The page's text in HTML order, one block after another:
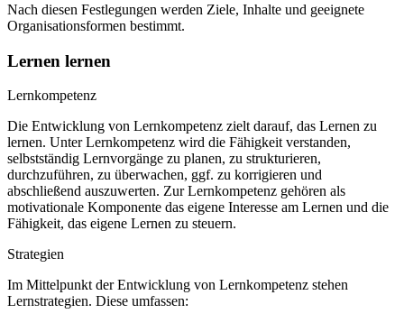
Nach diesen Festlegungen werden Ziele, Inhalte und geeignete
Organisationsformen bestimmt.
Lernen lernen
Lernkompetenz
Die Entwicklung von Lernkompetenz zielt darauf, das Lernen zu
lernen. Unter Lernkompetenz wird die Fähigkeit verstanden,
selbstständig Lernvorgänge zu planen, zu strukturieren,
durchzuführen, zu überwachen, ggf. zu korrigieren und
abschließend auszuwerten. Zur Lernkompetenz gehören als
motivationale Komponente das eigene Interesse am Lernen und die
Fähigkeit, das eigene Lernen zu steuern.
Strategien
Im Mittelpunkt der Entwicklung von Lernkompetenz stehen
Lernstrategien. Diese umfassen: